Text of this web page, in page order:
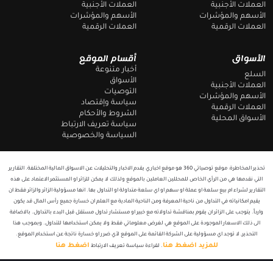
أقسام الموقع
أخبار متنوعة
الأسواق
التوصيات
سياسة وإقتصاد
الشروط والأحكام
سياسة تعريف الارتباط
السياسة والخصوصية
الأسواق
السلع
العملات الأجنبية
الأسهم والمؤشرات
العملات الرقمية
الأسواق المحلية
العملات الأجنبية
الأسهم والمؤشرات
العملات الرقمية
العملات الأجنبية
الأسهم والمؤشرات
العملات الرقمية
تحذير المخاطرة: موقع توصياتي 360 هو موقع اخباري يقدم الاخبار والتحليلات عن الاسواق المالية المختلفة. التقارير
التي نقدمها هي من الرأي الخاص للمحللين العاملين بالموقع ولذلك لا يمكن للزائر او المستثمر الاعتماد على هذه
التقارير لشراء ام بيع سلعة او عملة او سهم او اي سلعة متداولة او التداول بها. انها مسؤولية الزائر والزائر فقط ان
يقيم امكانياته في التداول من ناحية المعرفة ومن الناحية المادية مع العلم ان خسارة جميع رأس المال قد يكون
وارداً. يتوجب على الزائر ان يقوم بمناقشة تداولاته مع خبير او مستشار تداول مستقل قبل البدء بالتداول. بالاضافة
الى ذلك الاسعار الموجودة على الموقع هي لغرض معلوماتي فقط ولا يمكن استخدامها للتداول. وبموجب هذا
التحذير, لا توجد اي مسؤولية على الشركة القائمة على الموقع لأي ضرر او خسارة ناتجة عن استخدام الموقع.
للمزيد اضغط هنا . لقراءة سياسة تعريف الارتباط اضغط هنا